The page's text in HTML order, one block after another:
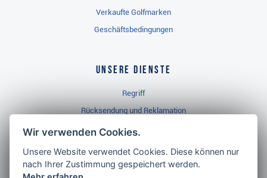
Verkaufte Golfmarken
Geschäftsbedingungen
Unsere Dienste
Regriff
Rücksendung und Reklamation
Widerrufsbelehrung
Golf Brothers.de
Wir verwenden Cookies.
Unsere Website verwendet Cookies. Diese können nur
nach Ihrer Zustimmung gespeichert werden.